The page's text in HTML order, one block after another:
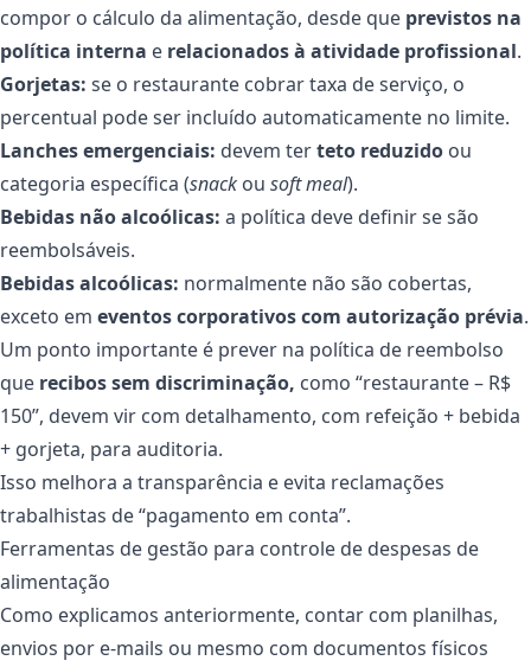
compor o cálculo da alimentação, desde que previstos na
política interna e relacionados à atividade profissional.
Gorjetas: se o restaurante cobrar taxa de serviço, o
percentual pode ser incluído automaticamente no limite.
Lanches emergenciais: devem terteto reduzido ou
categoria específica (snack ou soft meal).
Bebidas não alcoólicas: a política deve definir se são
reembolsáveis.
Bebidas alcoólicas: normalmente não são cobertas,
exceto em eventos corporativos com autorização prévia.
Um ponto importante é prever na política de reembolso
que recibos sem discriminação, como “restaurante – R$
150”, devem vir com detalhamento, com refeição + bebida
+ gorjeta, para auditoria.
Isso melhora a transparência e evita reclamações
trabalhistas de “pagamento em conta”.
Ferramentas de gestão para controle de despesas de
alimentação
Como explicamos anteriormente, contar com planilhas,
envios por e-mails ou mesmo com documentos físicos